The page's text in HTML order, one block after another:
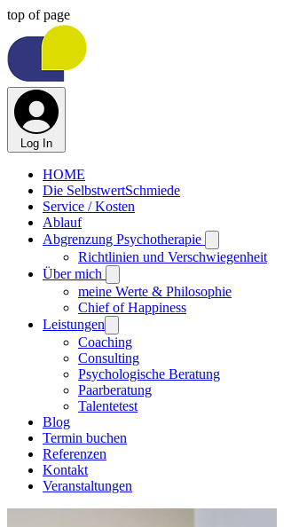
top of page
Log In
HOME
Die SelbstwertSchmiede
Service / Kosten
Ablauf
Abgrenzung Psychotherapie
Richtlinien und Verschwiegenheit
Über mich
meine Werte & Philosophie
Chief of Happiness
Leistungen
Coaching
Consulting
Psychologische Beratung
Paarberatung
Talentetest
Blog
Termin buchen
Referenzen
Kontakt
Veranstaltungen